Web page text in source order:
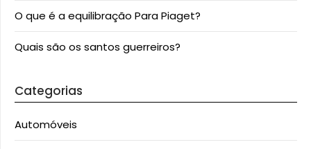
O que é a equilibração Para Piaget?
Quais são os santos guerreiros?
Categorias
Automóveis